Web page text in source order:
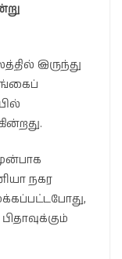
இருந்து
நகர